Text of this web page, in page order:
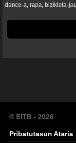
dance-a, rapa, bizikleta-
© EITB - 2026
Pribatutasun Ataria